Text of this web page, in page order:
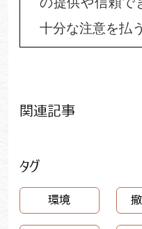
十分な注意を払
関連記事
タグ
環境